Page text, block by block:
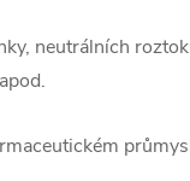
neutrálních